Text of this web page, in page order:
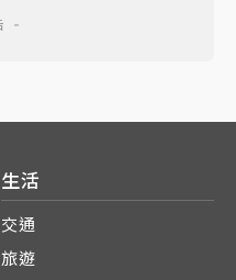
生活
交通
旅遊